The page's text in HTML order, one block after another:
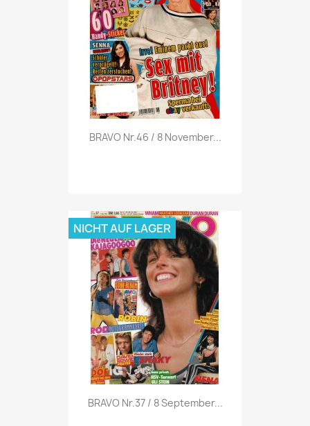
Vorschau
BRAVO Nr.46 / 8 November...
Vorschau
BRAVO Nr.37 / 8 September...
NICHT AUF LAGER